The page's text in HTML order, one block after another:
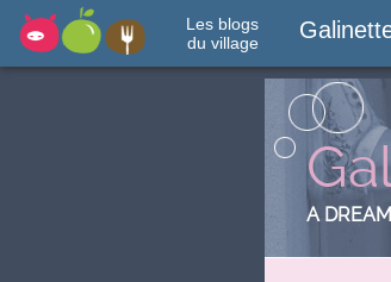
Les blogs
du village
A DREAM